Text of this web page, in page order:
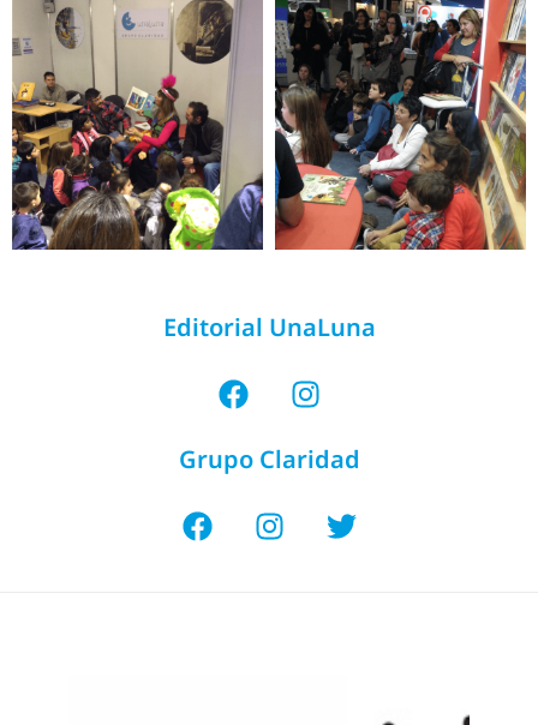
Editorial UnaLuna
Grupo Claridad